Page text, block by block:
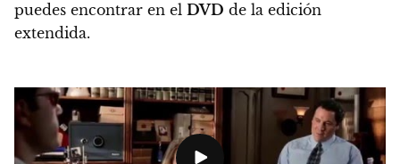
puedes encontrar en el DVD de la edición
extendida.